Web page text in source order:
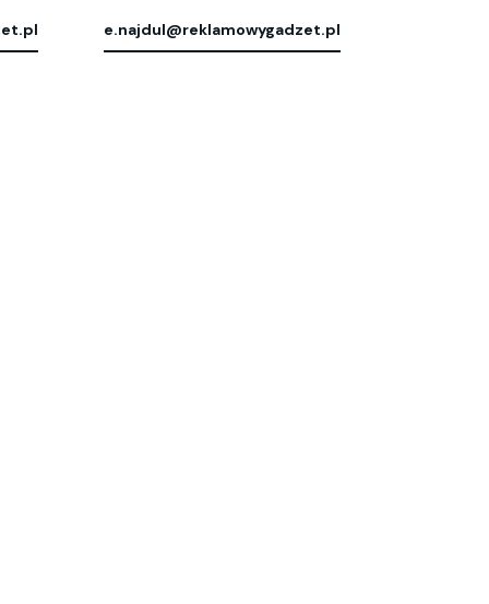
e.najdul@reklamowygadzet.pl